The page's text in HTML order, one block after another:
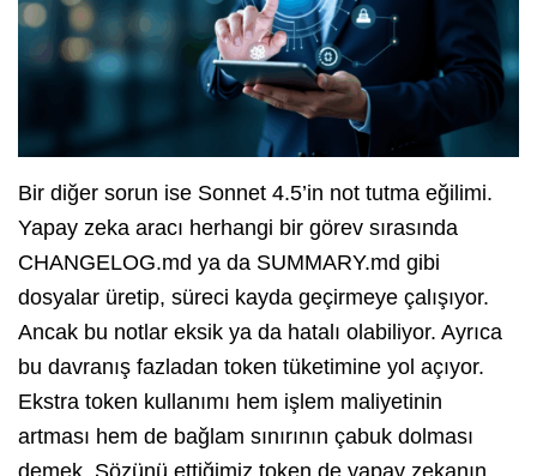
Bir diğer sorun ise Sonnet 4.5’in not tutma eğilimi.
Yapay zeka aracı herhangi bir görev sırasında
CHANGELOG.md ya da SUMMARY.md gibi
dosyalar üretip, süreci kayda geçirmeye çalışıyor.
Ancak bu notlar eksik ya da hatalı olabiliyor. Ayrıca
bu davranış fazladan token tüketimine yol açıyor.
Ekstra token kullanımı hem işlem maliyetinin
artması hem de bağlam sınırının çabuk dolması
demek. Sözünü ettiğimiz token de yapay zekanın